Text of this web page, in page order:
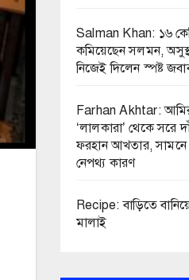
Salman Khan: ১৬
কমিয়েছেন সলমন,
নিজেই দিলেন স্পষ্ট
Farhan Akhtar:
‘লালকারা’ থেকে সরে
ফরহান আখতার, সামনে
নেপথ্য কারণ
Recipe: বাড়িতে
মালাই